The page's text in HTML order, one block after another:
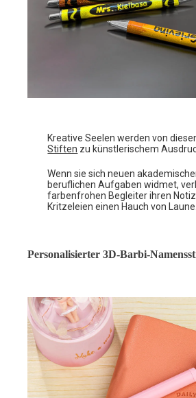
Kreative Seelen werden von
Stiften zu künstlerischem
Wenn sie sich neuen
beruflichen Aufgaben widmet,
farbenfrohen Begleiter ihren
Kritzeleien einen Hauch von Laune.
Personalisierter 3D-Barbi-